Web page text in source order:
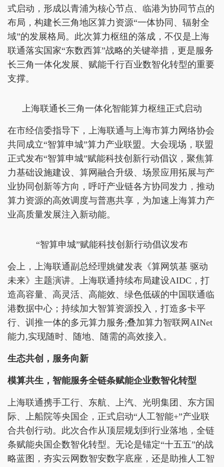
式启动，形成以青浦为核心节点、临港为协同节点的
布局，构建长三角地区算力资源“一体协同、辐射全
域”的发展格局。此次算力枢纽的落成，不仅是上海
联通落实国家“东数西算”战略的关键举措，更是服务
长三角一体化发展、赋能千行百业数智化转型的重要
支撑。
上海联通长三角一体化智能算力枢纽正式启动
在市经信委指导下，上海联通与上海市算力网络协会
共同成立“智算申城”算力产业联盟。大会现场，联盟
正式发布“智算申城”赋能科技创新行动倡议，聚焦算
力基础设施建设、算网融合升级、场景应用拓展与产
业协同创新等方向，呼吁产业链各方协同发力，推动
算力资源的高效调度与普惠共享，为加速上海算力产
业高质量发展注入新动能。
“智算申城”赋能科技创新行动倡议发布
会上，上海联通副总经理姚健发表《算网筑基 驱动
未来》主题演讲。上海联通持续布局建设AIDC，打
造高容量、高灵活、高能效、绿色低碳的中国联通临
港数据中心；持续加大智算资源投入，打造多卡平
行、训推一体的多元算力服务;叠加算力智联网AINet
能力,实现随时、随地、随需的高效接入。
生态共创，服务向新
模算共生，智能服务全链条赋能企业数智化转型
上海联通携手工行、东航、上汽、光明集团、东方国
际、上船院等央国企，正式启动“人工智能+”产业联
合共创行动。此次合作从顶层规划到行业落地，全链
条赋能央国企数智化转型。无论是锚定“十五五”的战
略蓝图，夯实云网数智安数字底座，还是助推人工智